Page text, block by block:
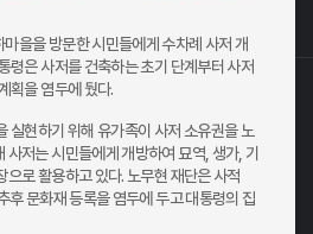
이용약관
을을 방문한 시민들에게 수차례 사저 개
령은 사저를 건축하는 초기 단계부터 사저
획을 염두에 뒀다.
실현하기 위해 유가족이 사저 소유권을 노
저는 시민들에게 개방하여 묘역, 생가, 기
으로 활용하고 있다. 노무현 재단은 사적
문화재 등록을 염두에 두고 대통령의 집